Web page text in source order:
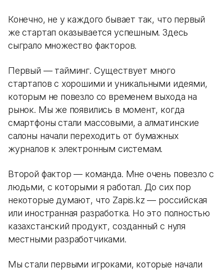
Конечно, не у каждого бывает так, что первый
же стартап оказывается успешным. Здесь
сыграло множество факторов.
Первый — тайминг. Существует много
стартапов с хорошими и уникальными идеями,
которым не повезло со временем выхода на
рынок. Мы же появились в момент, когда
смартфоны стали массовыми, а алматинские
салоны начали переходить от бумажных
журналов к электронным системам.
Второй фактор — команда. Мне очень повезло с
людьми, с которыми я работал. До сих пор
некоторые думают, что Zapis.kz — российская
или иностранная разработка. Но это полностью
казахстанский продукт, созданный с нуля
местными разработчиками.
Мы стали первыми игроками, которые начали